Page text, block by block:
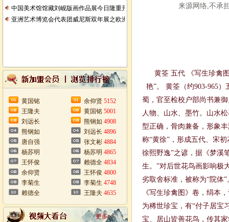
中国美术馆馆藏刘岘版画作品展今日隆重开展
亚洲艺术博览会代表团威尼斯双年展之欧洲行
黄国铭
王隆夫
刘远长
熊钢如
唐自强
杨苏明
王怀俊
余仰贤
李菊生
赖德全
余仰贤 5152
黄国铭 5001
熊钢如 4908
刘远长 4896
张文彬 4884
杨苏明 4865
赖德全 4834
王怀俊 4800
李菊生 4748
王隆夫 4635
更多>>
来源网络,不承
黄筌 五代 《写生珍禽
艳”。 黄筌（约903-965
蜀，官至检校户部尚书兼
人物、山水、墨竹。山水
型正确，骨肉兼备，形象
称“黄徐”，形成五代、宋
徐熙野逸”之谚，据《梦溪
生。”对后世花鸟画影响极
劣取舍标准，被称为“院体
《写生珍禽图》卷，绢本
为稀世珍宝，有“付子居宝
宝、居山皆善花鸟，传其